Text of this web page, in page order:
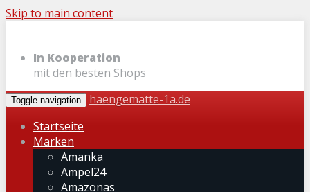
Skip to main content
In Kooperation
mit den besten Shops
Toggle navigation
haengematte-1a.de
Startseite
Marken
Amanka
Ampel24
Amazonas